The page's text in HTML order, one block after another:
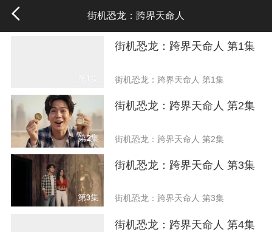
街机恐龙：跨界天命人
第1集
街机恐龙：跨界天命人 第1集
街机恐龙：跨界天命人 第1集
第2集
街机恐龙：跨界天命人 第2集
街机恐龙：跨界天命人 第2集
第3集
街机恐龙：跨界天命人 第3集
街机恐龙：跨界天命人 第3集
街机恐龙：跨界天命人 第4集